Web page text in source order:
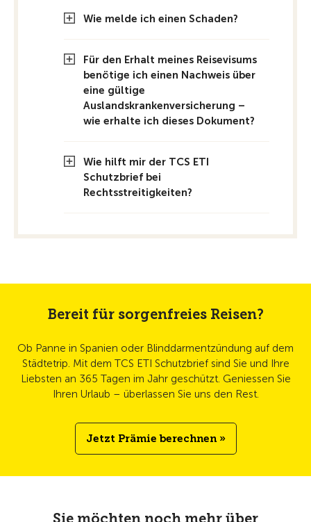
Wie melde ich einen Schaden?
Für den Erhalt meines Reisevisums
benötige ich einen Nachweis über
eine gültige
Auslandskrankenversicherung –
wie erhalte ich dieses Dokument?
Wie hilft mir der TCS ETI
Schutzbrief bei
Rechtsstreitigkeiten?
Bereit für sorgenfreies Reisen?
Ob Panne in Spanien oder Blinddarmentzündung auf dem
Städtetrip. Mit dem TCS ETI Schutzbrief sind Sie und Ihre
Liebsten an 365 Tagen im Jahr geschützt. Geniessen Sie
Ihren Urlaub – überlassen Sie uns den Rest.
Jetzt Prämie berechnen »
Sie möchten noch mehr über